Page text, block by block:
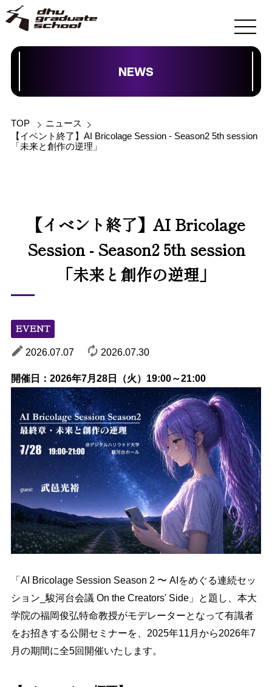
NEWS
TOP
ニュース
【イベント終了】AI Bricolage Session - Season2 5th session
「未来と創作の逆理」
【イベント終了】AI Bricolage
Session - Season2 5th session
「未来と創作の逆理」
EVENT
2026.07.07 2026.07.30
開催日：2026年7月28日（火）19:00～21:00
「AI Bricolage Session Season 2 〜 AIをめぐる連続セッ
ション_駿河台会議 On the Creators' Side」と題し、本大
学院の福岡俊弘特命教授がモデレーターとなって有識者
をお招きする公開セミナーを、 2025年11月から2026年7
月の期間に全5回開催いたします。